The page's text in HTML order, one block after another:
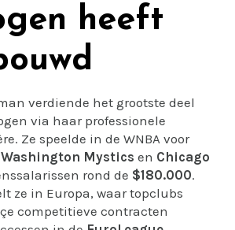
heeft
verdiende het grootste deel
via haar professionele
Ze speelde in de WNBA voor
Washington Mystics en Chicago
rond de $180.000.
ze in Europa, waar topclubs
competitieve contracten